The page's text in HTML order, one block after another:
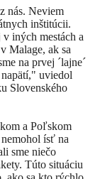
nás. Neviem
inštitúcii.
iných mestách a
Malage, ak sa
na prvej ´lajne´
uviedol
Slovenského
a Poľskom
ísť na
sme niečo
Túto situáciu